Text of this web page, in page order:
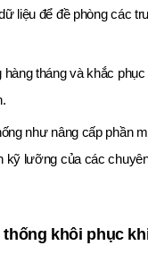
liệu để đề phòng các
hàng tháng và khắc
như nâng cấp phần
kỹ lưỡng của các
thống khôi phục